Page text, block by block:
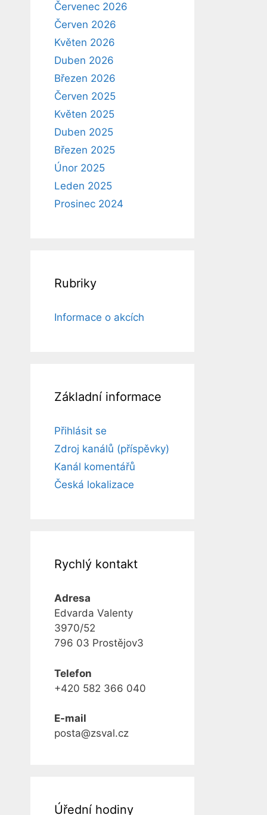
Červenec 2026
Červen 2026
Květen 2026
Duben 2026
Březen 2026
Červen 2025
Květen 2025
Duben 2025
Březen 2025
Únor 2025
Leden 2025
Prosinec 2024
Rubriky
Informace o akcích
Základní informace
Přihlásit se
Zdroj kanálů (příspěvky)
Kanál komentářů
Česká lokalizace
Rychlý kontakt
Adresa
Edvarda Valenty
3970/52
796 03 Prostějov3
Telefon
+420 582 366 040
E-mail
posta@zsval.cz
Úřední hodiny